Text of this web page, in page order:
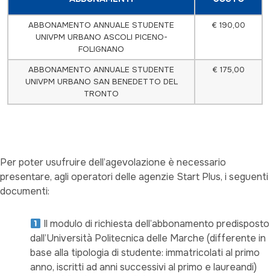
ABBONAMENTO ANNUALE STUDENTE
UNIVPM URBANO ASCOLI PICENO-
FOLIGNANO
€ 190,00
ABBONAMENTO ANNUALE STUDENTE
UNIVPM URBANO SAN BENEDETTO DEL
TRONTO
€ 175,00
Per poter usufruire dell’agevolazione è necessario
presentare, agli operatori delle agenzie Start Plus, i seguenti
documenti:
Il modulo di richiesta dell’abbonamento predisposto
dall’Università Politecnica delle Marche (differente in
base alla tipologia di studente: immatricolati al primo
anno, iscritti ad anni successivi al primo e laureandi)